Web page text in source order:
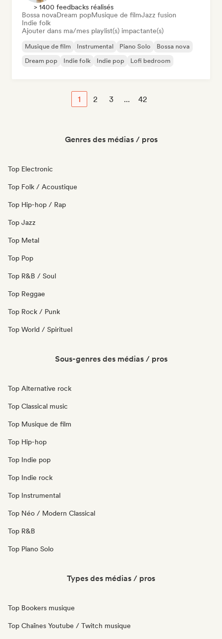
> 1400 feedbacks réalisés
Bossa novaDream popMusique de filmJazz fusion
Indie folk
Ajouter dans ma/mes playlist(s) impactante(s)
Musique de film Instrumental Piano Solo
Bossa nova
Dream pop
Indie folk Indie pop Lofi bedroom
1 2 3 ... 42
Genres des médias / pros
Top Electronic
Top Folk / Acoustique
Top Hip-hop / Rap
Top Jazz
Top Metal
Top Pop
Top R&B / Soul
Top Reggae
Top Rock / Punk
Top World / Spirituel
Sous-genres des médias / pros
Top Alternative rock
Top Classical music
Top Musique de film
Top Hip-hop
Top Indie pop
Top Indie rock
Top Instrumental
Top Néo / Modern Classical
Top R&B
Top Piano Solo
Types des médias / pros
Top Bookers musique
Top Chaînes Youtube / Twitch musique